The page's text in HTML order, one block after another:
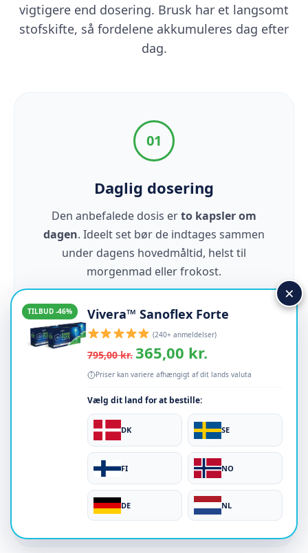
vigtigere end dosering. Brusk har et langsomt
stofskifte, så fordelene akkumuleres dag efter
dag.
01
Daglig dosering
Den anbefalede dosis erto kapsler om
dagen. Ideelt set bør de indtages sammen
under dagens hovedmåltid, helst til
morgenmad eller frokost.
02
Optimer optagelsen
Indtagelse sammen med fødevarer, der
indeholder sunde fedtstoffer (olivenolie,
avocado, nødder), forbedrer optagelsen af
de fedtopløselige vitaminer i formlen.
×
TILBUD -46% Vivera™ Sanoflex Forte
(240+ anmeldelser)
795,00 kr. 365,00 kr.
Priser kan variere afhængigt af dit lands valuta
Vælg dit land for at bestille:
DK SE
FI NO
DE NL